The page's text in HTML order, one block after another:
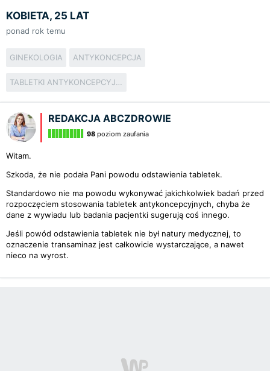
KOBIETA, 25 LAT
ponad rok temu
GINEKOLOGIA ANTYKONCEPCJA
TABLETKI ANTYKONCEPCYJNE
REDAKCJA ABCZDROWIE
98 poziom zaufania
Witam.
Szkoda, że nie podała Pani powodu odstawienia tabletek.
Standardowo nie ma powodu wykonywać jakichkolwiek badań przed
rozpoczęciem stosowania tabletek antykoncepcyjnych, chyba że
dane z wywiadu lub badania pacjentki sugerują coś innego.
Jeśli powód odstawienia tabletek nie był natury medycznej, to
oznaczenie transaminaz jest całkowicie wystarczające, a nawet
nieco na wyrost.